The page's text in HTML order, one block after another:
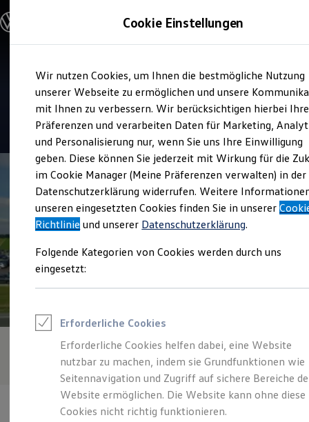
Hauptinhalt
springen
Footer
springen
Modelle & Konfigurator
Nutzfahrzeugkategorien entdecken
Modelle konfigurieren
Vorgängermodelle und Oldtimer
Vorgängermodelle
Oldtimer
Bulli Historie
Branchenlösungen & Gewerbekunden
Umbaulösungen und Hersteller finden
Auf- und Umbauten entdecken & konfigurieren
Groß- und Sonderkunden
Großkunden
Kommunen & Behörden
Journalisten
Sportvereine
Branchenlösungen
Gewerbliche Personenbeförderung
Service & mobile Werkstätten
Kühlfahrzeuge
ONE Business ID Vorteile
Fahrzeugsuche & Marktplatz
Fahrzeugsuche
Fahrzeuge online kaufen
Digitaler Marktplatz
Kauf & Finanzierung
Online-Fahrzeugbewertung
Aktionen & Angebote
Service
Auto Brugger
4.8| 32 Bewertungen
Cookie Einstellungen
Wir nutzen Cookies, um Ihnen die bestmögliche Nutzung
unserer Webseite zu ermöglichen und unsere
mit Ihnen zu verbessern. Wir berücksichtigen hierbei Ihre
Präferenzen und verarbeiten Daten für Marketing,
und Personalisierung nur, wenn Sie uns Ihre Einwilligung
geben. Diese können Sie jederzeit mit Wirkung für die
im Cookie Manager (Meine Präferenzen verwalten) in der
Datenschutzerklärung widerrufen. Weitere
unseren eingesetzten Cookies finden Sie in unserer
Richtlinie und unserer Datenschutzerklärung.
Folgende Kategorien von Cookies werden durch uns
eingesetzt:
Erforderliche Cookies
Erforderliche Cookies helfen dabei, eine Website
nutzbar zu machen, indem sie Grundfunktionen wie
Seitennavigation und Zugriff auf sichere Bereiche
Website ermöglichen. Die Website kann ohne diese
Cookies nicht richtig funktionieren.